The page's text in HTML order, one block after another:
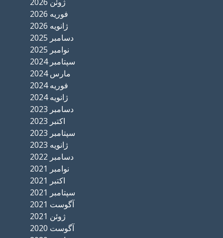
فوریه 2026
ژانویه 2026
دسامبر 2025
نوامبر 2025
سپتامبر 2024
مارس 2024
فوریه 2024
ژانویه 2024
دسامبر 2023
اکتبر 2023
سپتامبر 2023
ژانویه 2023
دسامبر 2022
نوامبر 2021
اکتبر 2021
سپتامبر 2021
آگوست 2021
ژوئن 2021
آگوست 2020